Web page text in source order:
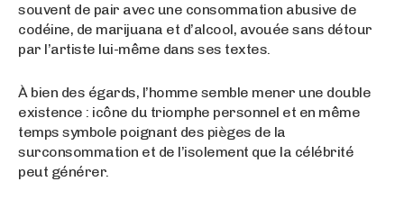
souvent de pair avec une consommation abusive de
codéine, de marijuana et d’alcool, avouée sans détour
par l’artiste lui-même dans ses textes.
À bien des égards, l’homme semble mener une double
existence : icône du triomphe personnel et en même
temps symbole poignant des pièges de la
surconsommation et de l’isolement que la célébrité
peut générer.